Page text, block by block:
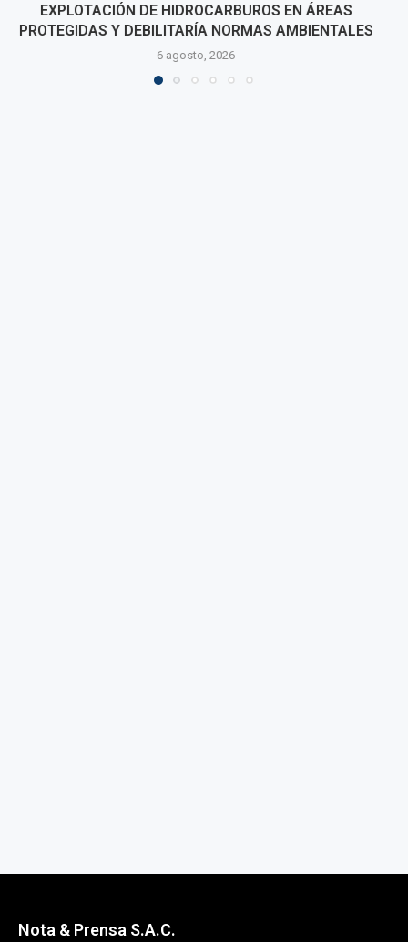
PROVOCARON LEVANTAMIENTO DE POLVO Y...
1 agosto, 2026